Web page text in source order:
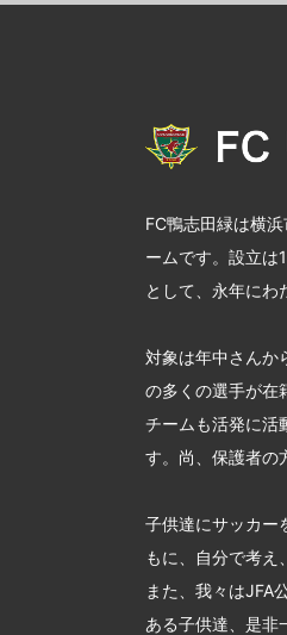
FC鴨志田緑は横
ームです。設立は
として、永年にわ
対象は年中さんか
の多くの選手が在
チームも活発に活
す。尚、保護者の
子供達にサッカー
もに、自分で考え
また、我々はJFA
ある子供達、是非